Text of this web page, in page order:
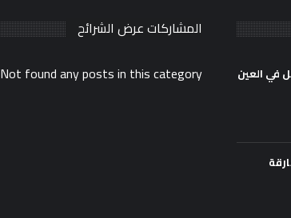
في العين
المشاركات عرض الشرائح
Not found any posts in this category.